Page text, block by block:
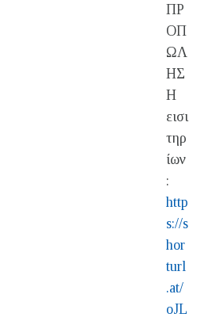
ΠΡ
ΟΠ
ΩΛ
ΗΣ
Η
εισι
τηρ
ίων
:
http
s://s
hor
turl
.at/
oJL